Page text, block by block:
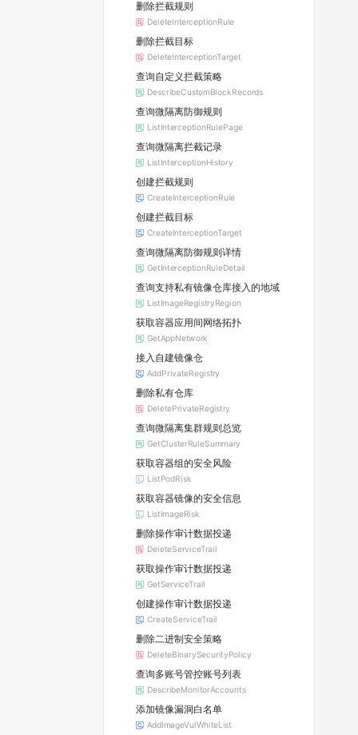
删除拦截规则
DeleteInterceptionRule
删除拦截目标
DeleteInterceptionTarget
查询自定义拦截策略
DescribeCustomBlockRecords
查询微隔离防御规则
ListInterceptionRulePage
查询微隔离拦截记录
ListInterceptionHistory
创建拦截规则
CreateInterceptionRule
创建拦截目标
CreateInterceptionTarget
查询微隔离防御规则详情
GetInterceptionRuleDetail
查询支持私有镜像仓库接入的地域
ListImageRegistryRegion
获取容器应用间网络拓扑
GetAppNetwork
接入自建镜像仓
AddPrivateRegistry
删除私有仓库
DeletePrivateRegistry
查询微隔离集群规则总览
GetClusterRuleSummary
获取容器组的安全风险
ListPodRisk
获取容器镜像的安全信息
ListImageRisk
删除操作审计数据投递
DeleteServiceTrail
获取操作审计数据投递
GetServiceTrail
创建操作审计数据投递
CreateServiceTrail
删除二进制安全策略
DeleteBinarySecurityPolicy
查询多账号管控账号列表
DescribeMonitorAccounts
添加镜像漏洞白名单
AddImageVulWhiteList